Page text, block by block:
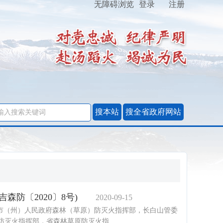
无障碍浏览 登录 注册
森防〔2020〕8号) 2020-09-15
民政府森林（草原）防灭火指挥部，长白山管委
火指挥部，省森林草原防灭火指...